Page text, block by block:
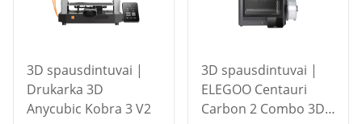
3D spausdintuvai |
Drukarka 3D
Anycubic Kobra 3 V2
3D spausdintuvai |
ELEGOO Centauri
Carbon 2 Combo 3D